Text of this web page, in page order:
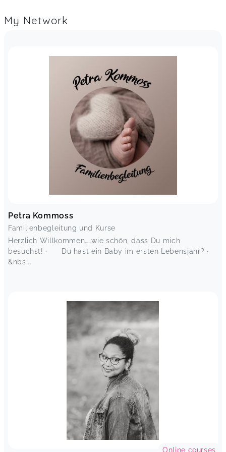
Mäuse Treff - offene Krabbelgruppe
Isik, Jul 05
Unsere Lieblingsstunde in der Woche! Denise ist
sehr herzlich und mit Freude dabei und die
Kleinen bekommen tolle Anreize und haben viel
Zeit für Spiel und Bewegung. Ich empfehle die
Kurse vor allem auch für Zwillinge, da die
Mama/den Papa eine stressfreie Spielezeit
bedeutet. Daumen hoch!
Die Mäuse sind los - im Lindenthaler Geburtshaus
Milena,
meine Mädels hatten viel Spaß und Bewegung.
Der Austausch untereinander und der Input von
Denise zu unterschiedlichen Themen haben mir
besonders gut gefallen. Danke für die schöne
Die Mäuse sind los - im Lindenthaler Geburtshaus
Es war wieder mal sehr schön :-)
Die Mäuse sind los - im Lindenthaler Geburtshaus
Janina,
My Network
Petra Kommoss
Familienbegleitung und Kurse
Herzlich Willkommen……wie schön, dass Du mich
besuchst! · Du hast ein Baby im ersten Lebensjahr? ·
&nbs...
Online courses